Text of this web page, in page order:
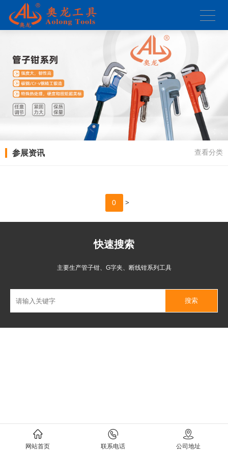
参展资讯 查看分类
0 >
网站首页 联系电话 公司地址
快速搜索
主要生产管子钳、G字夹、断线钳系列工具